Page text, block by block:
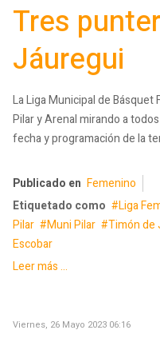
Tres
Jáuregui
La Liga Municipal de
Pilar y Arenal mirando a
fecha y programación de la
Publicado en Femenino
Etiquetado como
Liga
Pilar
Muni Pilar Timón de
Escobar
Leer más ...
Viernes, 26 Mayo 2023 06:16